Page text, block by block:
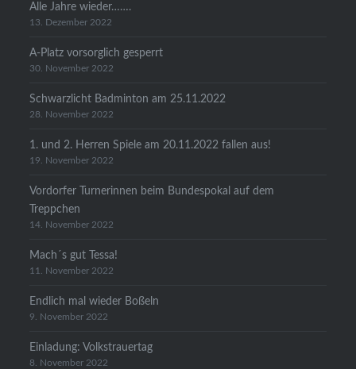
Alle Jahre wieder…….
13. Dezember 2022
A-Platz vorsorglich gesperrt
30. November 2022
Schwarzlicht Badminton am 25.11.2022
28. November 2022
1. und 2. Herren Spiele am 20.11.2022 fallen aus!
19. November 2022
Vordorfer Turnerinnen beim Bundespokal auf dem
Treppchen
14. November 2022
Mach´s gut Tessa!
11. November 2022
Endlich mal wieder Boßeln
9. November 2022
Einladung: Volkstrauertag
8. November 2022